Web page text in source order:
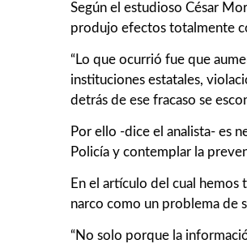
Según el estudioso César
produjo efectos totalmente
“Lo que ocurrió fue que
instituciones estatales,
detrás de ese fracaso se
Por ello -dice el analista- es
Policía y contemplar la
En el artículo del cual
narco como un problema de
“No solo porque la